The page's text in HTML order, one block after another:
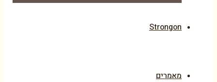
Strongon
מאמרים